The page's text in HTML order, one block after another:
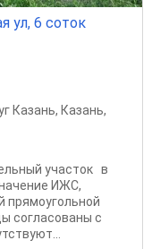
ул, 6 соток
Казань, Казань,
участок в
ИЖC,
прямоугольной
согласованы с